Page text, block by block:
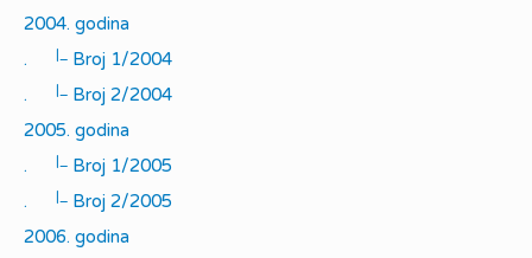
2004. godina
.
|_
Broj 1/2004
.
|_
Broj 2/2004
2005. godina
.
|_
Broj 1/2005
.
|_
Broj 2/2005
2006. godina